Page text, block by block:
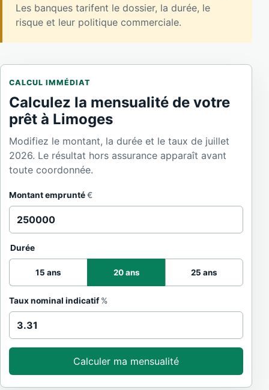
Les banques tarifent le dossier, la durée, le
risque et leur politique commerciale.
CALCUL IMMÉDIAT
Calculez la mensualité de votre
prêt à Limoges
Modifiez le montant, la durée et le taux de juillet
2026. Le résultat hors assurance apparaît avant
toute coordonnée.
Montant emprunté€
Durée
15 ans 20 ans 25 ans
Taux nominal indicatif %
Calculer ma mensualité